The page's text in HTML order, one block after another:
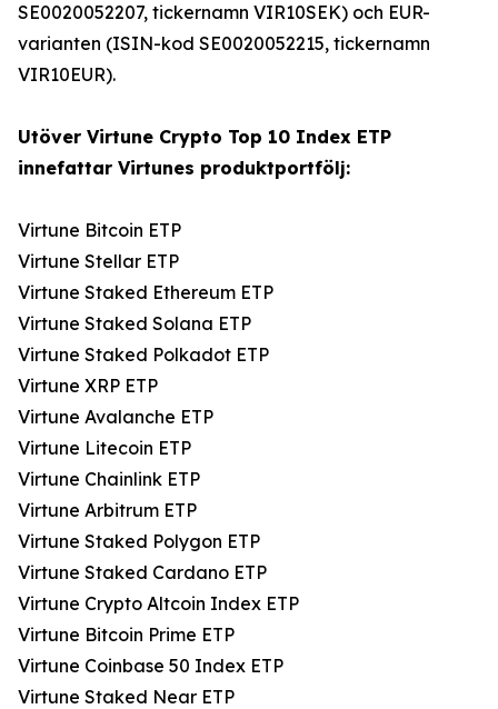
SE0020052207, tickernamn VIR10SEK) och EUR-
varianten (ISIN-kod SE0020052215, tickernamn
VIR10EUR).
Utöver Virtune Crypto Top 10 Index ETP
innefattar Virtunes produktportfölj:
Virtune Bitcoin ETP
Virtune Stellar ETP
Virtune Staked Ethereum ETP
Virtune Staked Solana ETP
Virtune Staked Polkadot ETP
Virtune XRP ETP
Virtune Avalanche ETP
Virtune Litecoin ETP
Virtune Chainlink ETP
Virtune Arbitrum ETP
Virtune Staked Polygon ETP
Virtune Staked Cardano ETP
Virtune Crypto Altcoin Index ETP
Virtune Bitcoin Prime ETP
Virtune Coinbase 50 Index ETP
Virtune Staked Near ETP